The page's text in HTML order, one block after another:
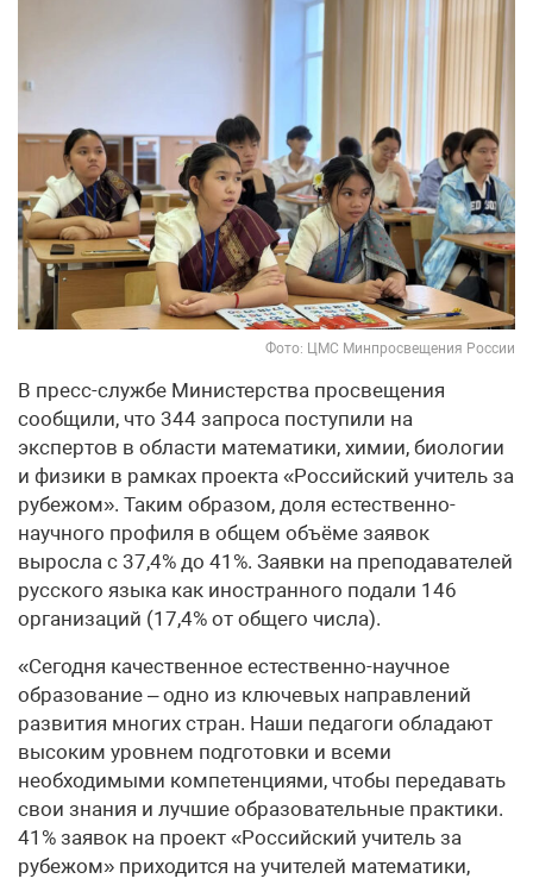
Фото: ЦМС Минпросвещения России
В пресс-службе Министерства просвещения
сообщили, что 344 запроса поступили на
экспертов в области математики, химии, биологии
и физики в рамках проекта «Российский учитель за
рубежом». Таким образом, доля естественно-
научного профиля в общем объёме заявок
выросла с 37,4% до 41%. Заявки на преподавателей
русского языка как иностранного подали 146
организаций (17,4% от общего числа).
«Сегодня качественное естественно-научное
образование – одно из ключевых направлений
развития многих стран. Наши педагоги обладают
высоким уровнем подготовки и всеми
необходимыми компетенциями, чтобы передавать
свои знания и лучшие образовательные практики.
41% заявок на проект «Российский учитель за
рубежом» приходится на учителей математики,